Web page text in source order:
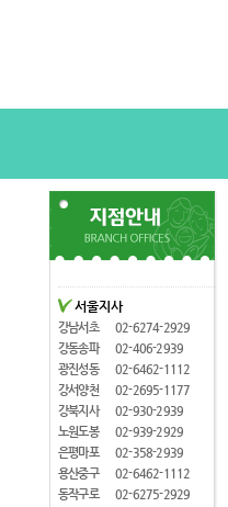
서울지사
강남서초
02-6274-2929
강동송파
02-406-2939
광진성동
02-6462-1112
강서양천
02-2695-1177
강북지사
02-930-2939
노원도봉
02-939-2929
은평마포
02-358-2939
용산중구
02-6462-1112
동작구로
02-6275-2929